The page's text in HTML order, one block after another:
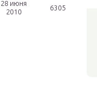
28 июня
2010
6305